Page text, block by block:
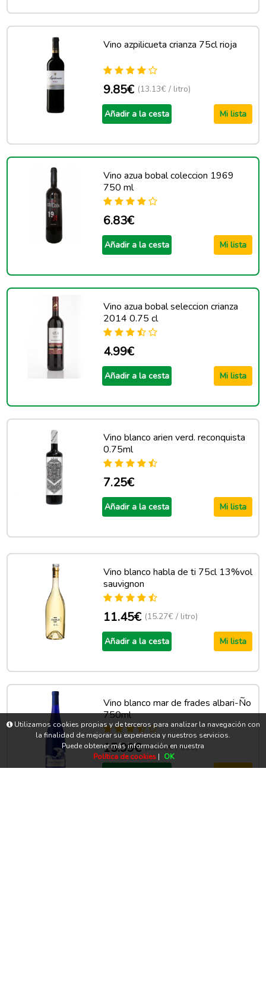
Vino azpilicueta crianza 75cl rioja
9.85€ (13.13€ / litro)
Añadir a la cesta Mi lista
Vino azua bobal coleccion 1969
750 ml
6.83€
Añadir a la cesta Mi lista
Vino azua bobal seleccion crianza
2014 0.75 cl
4.99€
Añadir a la cesta Mi lista
Vino blanco arien verd. reconquista
0.75ml
7.25€
Añadir a la cesta Mi lista
Vino blanco habla de ti 75cl 13%vol
sauvignon
11.45€ (15.27€ / litro)
Añadir a la cesta Mi lista
Vino blanco mar de frades albari-Ño
750ml
15.99€ (21.32€ / litro)
Utilizamos cookies propias y de terceros para analizar la navegación con
la finalidad de mejorar su experiencia y nuestros servicios.
Puede obtener más información en nuestra
Política de cookies| OK